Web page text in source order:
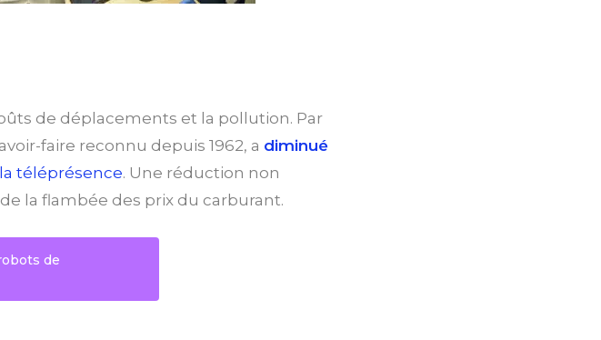
de déplacements et la pollution. Par
faire reconnu depuis 1962, a diminué
téléprésence. Une réduction non
la flambée des prix du carburant.
de